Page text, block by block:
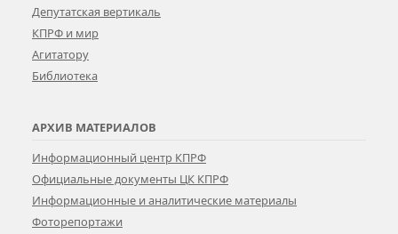
Депутатская вертикаль
КПРФ и мир
Агитатору
Библиотека
АРХИВ МАТЕРИАЛОВ
Информационный центр КПРФ
Официальные документы ЦК КПРФ
Информационные и аналитические материалы
Фоторепортажи